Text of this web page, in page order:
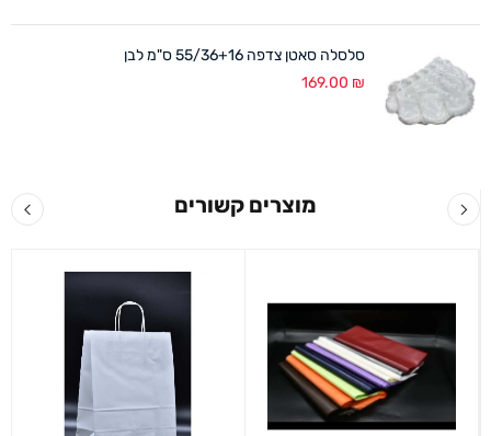
סלסלה סאטן צדפה 55/36+16 ס"מ לבן
169.00 ₪
מוצרים קשורים